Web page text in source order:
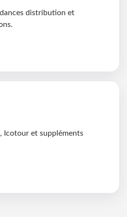
distribution et
Icotour et suppléments